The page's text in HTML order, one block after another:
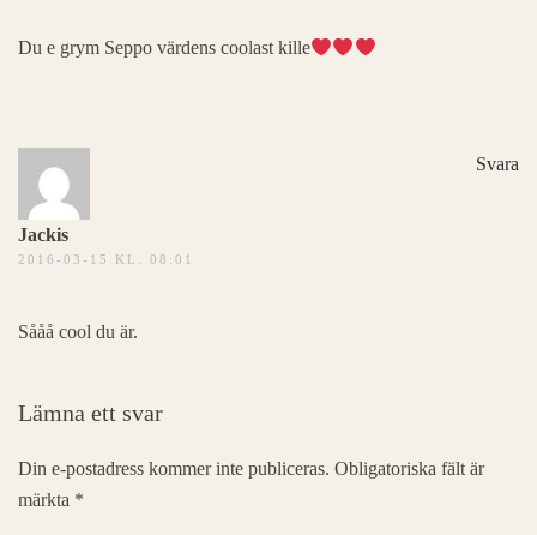
Du e grym Seppo värdens coolast kille
Jackis
2016-03-15 KL. 08:01
Svara
Sååå cool du är.
Lämna ett svar
Din e-postadress kommer inte publiceras. Obligatoriska fält är
märkta *